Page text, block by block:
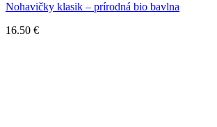
Nohavičky klasik – prírodná bio bavlna
16.50 €